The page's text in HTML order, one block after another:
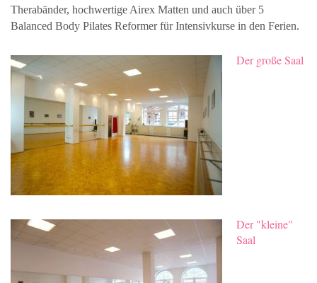
Therabänder, hochwertige Airex Matten und auch über 5
Balanced Body Pilates Reformer für Intensivkurse in den Ferien.
Der große Saal
Der "kleine"
Saal